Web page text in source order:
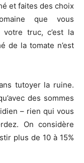
et faites des choix
que vous
truc, c’est la
de la tomate n’est
tutoyer la ruine.
des sommes
– rien qui vous
On considère
plus de 10 à 15%